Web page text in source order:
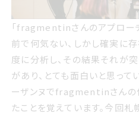
fragmentinさんのアプローチ
で何気ない しかし確実に存在
分析し その結果それが突然
り とても面白いと思っていま
ヌでfragmentinさんの作品展
を覚えています 今回札幌の地
「fragmentinさんのアプローチ
前で何気ない、しかし確実に
度に分析し、その結果それが
があり、とても面白いと思って
ーザンヌでfragmentinさんの
たことを覚えています。今回